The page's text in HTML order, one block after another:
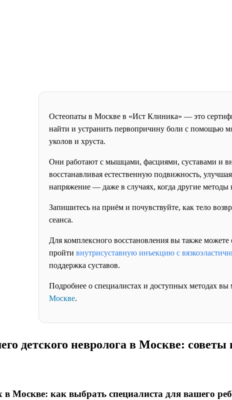
Остеопаты в Москве в «Ист Клиника» — это
найти и устранить первопричину боли с помощью
уколов и хруста.
Они работают с мышцами, фасциями, суставами и
восстанавливая естественную подвижность,
напряжение — даже в случаях, когда другие методы
Запишитесь на приём и почувствуйте, как тело
сеанса.
Для комплексного восстановления вы также можете
пройти внутрисуставную инъекцию с
поддержка суставов.
Подробнее о специалистах и доступных методах вы
Москве.
детского невролога в Москве: советы
в Москве: как выбрать специалиста для вашего